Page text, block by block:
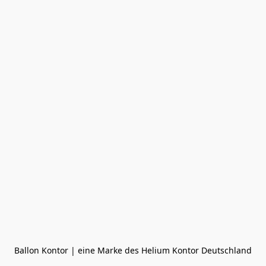
Ballon Kontor | eine Marke des Helium Kontor Deutschland